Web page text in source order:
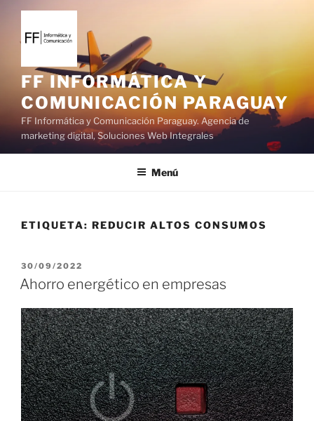
l
FF INFORMÁTICA Y
COMUNICACIÓN PARAGUAY
FF Informática y Comunicación Paraguay. Agencia de
marketing digital, Soluciones Web Integrales
Menú
ETIQUETA: REDUCIR ALTOS CONSUMOS
P
U
B
I
C
A
D
O
E
L
30/09/2022
Ahorro energético en empresas